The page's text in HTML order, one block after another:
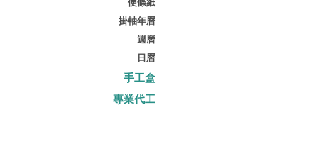
便條紙
掛軸年曆
週曆
日曆
手工盒
專業代工